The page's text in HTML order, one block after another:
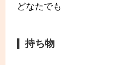
どなたでも
持ち物